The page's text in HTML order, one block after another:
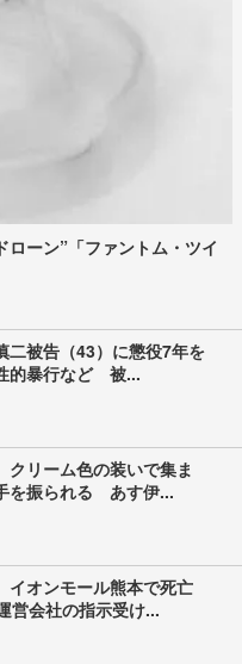
ーン”「ファントム・ツイ
二被告（43）に懲役7年を
的暴行など 被...
リーム色の装いで集ま
を振られる あす伊...
イオンモール熊本で死亡
会社の指示受け...